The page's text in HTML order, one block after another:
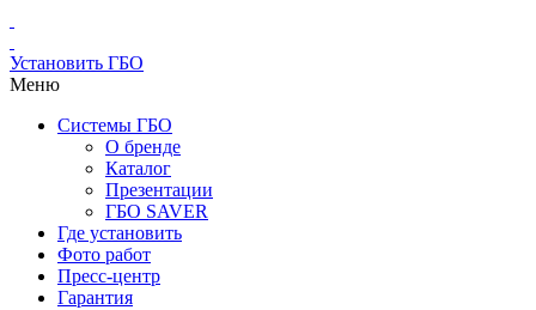
Установить ГБО
Меню
Системы ГБО
О бренде
Каталог
Презентации
ГБО SAVER
Где установить
Фото работ
Пресс-центр
Гарантия